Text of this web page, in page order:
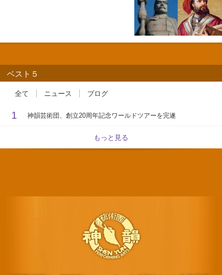
ベスト５
全て ニュース ブログ
1 神韻芸術団、創立20周年記念ワールドツアーを完遂
もっと見る